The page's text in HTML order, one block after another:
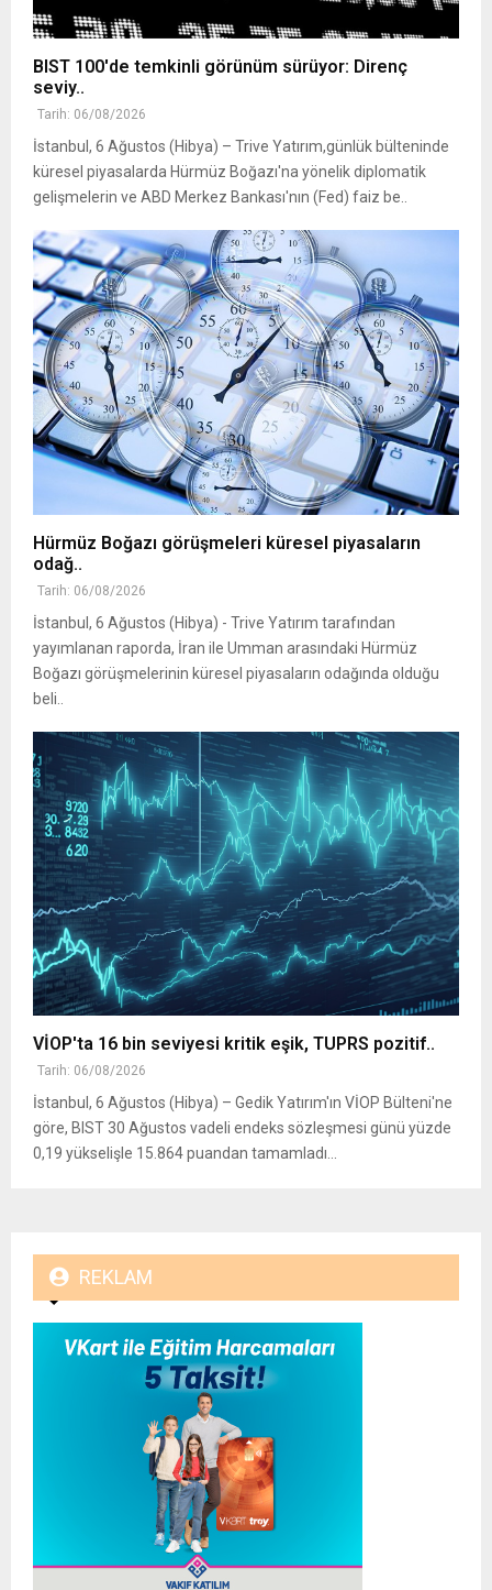
BIST 100'de temkinli görünüm sürüyor: Direnç
seviy..
Tarih: 06/08/2026
İstanbul, 6 Ağustos (Hibya) – Trive Yatırım,günlük bülteninde
küresel piyasalarda Hürmüz Boğazı'na yönelik diplomatik
gelişmelerin ve ABD Merkez Bankası'nın (Fed) faiz be..
Hürmüz Boğazı görüşmeleri küresel piyasaların
odağ..
Tarih: 06/08/2026
İstanbul, 6 Ağustos (Hibya) - Trive Yatırım tarafından
yayımlanan raporda, İran ile Umman arasındaki Hürmüz
Boğazı görüşmelerinin küresel piyasaların odağında olduğu
beli..
VİOP'ta 16 bin seviyesi kritik eşik, TUPRS pozitif..
Tarih: 06/08/2026
İstanbul, 6 Ağustos (Hibya) – Gedik Yatırım'ın VİOP Bülteni'ne
göre, BIST 30 Ağustos vadeli endeks sözleşmesi günü yüzde
0,19 yükselişle 15.864 puandan tamamladı...
REKLAM